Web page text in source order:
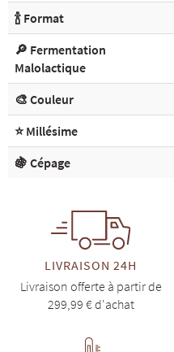
🍾 Format
🔎 Fermentation
Malolactique
🎨 Couleur
⭐ Millésime
🍇 Cépage
LIVRAISON 24H
Livraison offerte à partir de
299,99 € d'achat